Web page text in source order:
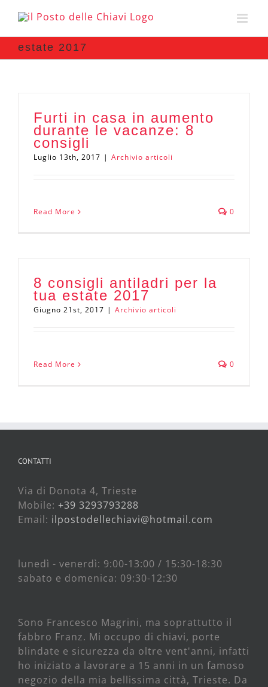
estate 2017
Furti in casa in aumento
durante le vacanze: 8
consigli
Luglio 13th, 2017 | Archivio articoli
Read More 0
8 consigli antiladri per la
tua estate 2017
Giugno 21st, 2017 | Archivio articoli
Read More 0
CONTATTI
Via di Donota 4, Trieste
Mobile: +39 3293793288
Email: ilpostodellechiavi@hotmail.com
lunedì - venerdì: 9:00-13:00 / 15:30-18:30
sabato e domenica: 09:30-12:30
Sono Francesco Magrini, ma soprattutto il
fabbro Franz. Mi occupo di chiavi, porte
blindate e sicurezza da oltre vent'anni, infatti
ho iniziato a lavorare a 15 anni in un famoso
negozio della mia bellissima città, Trieste. Da